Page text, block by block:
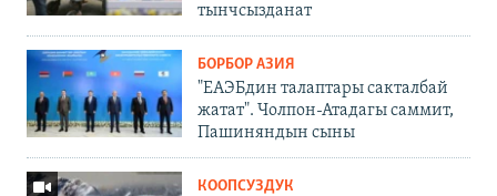
тынчсызданат
БОРБОР АЗИЯ
"ЕАЭБдин талаптары сакталбай
жатат". Чолпон-Атадагы саммит,
Пашиняндын сыны
КООПСУЗДУК